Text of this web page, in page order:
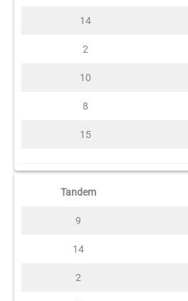
14
2
10
8
15
Tandem
9
14
2